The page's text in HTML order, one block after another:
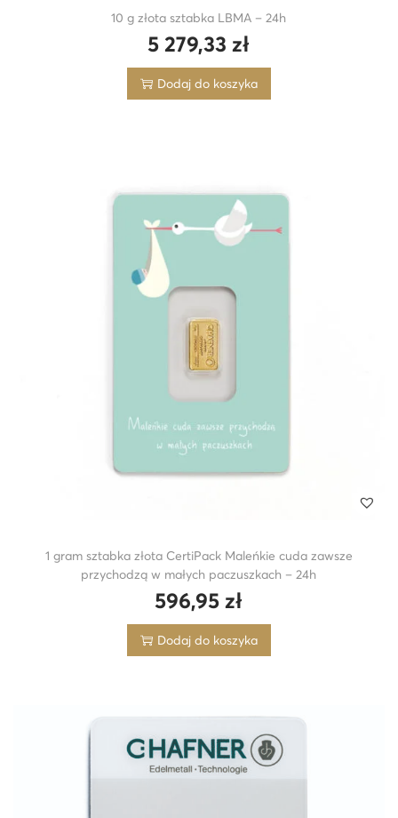
10 g złota sztabka LBMA – 24h
5 279,33zł
Dodaj do koszyka
1 gram sztabka złota CertiPack Maleńkie cuda zawsze
przychodzą w małych paczuszkach – 24h
596,95zł
Dodaj do koszyka